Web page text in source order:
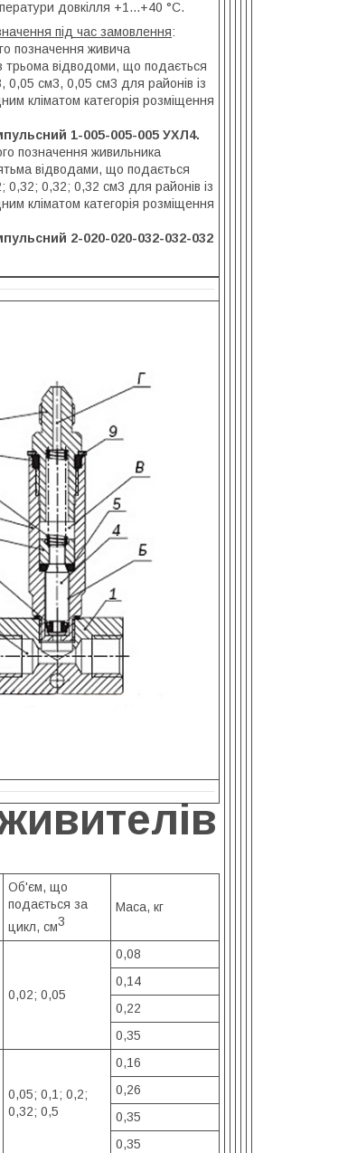
довкілля +1...+40 °C.
під час замовлення:
позначення живича
трьома відводоми, що подається
0,05 см3, 0,05 см3 для районів із
кліматом категорія розміщення
1-005-005-005 УХЛ4.
позначення живильника
відводами, що подається
0,32; 0,32; 0,32 см3 для районів із
кліматом категорія розміщення
2-020-020-032-032-032
Об'єм, що
подається за
цикл, см3
Маса, кг
0,02; 0,05
0,08
0,14
0,22
0,35
0,05; 0,1; 0,2;
0,32; 0,5
0,16
0,26
0,35
0,35